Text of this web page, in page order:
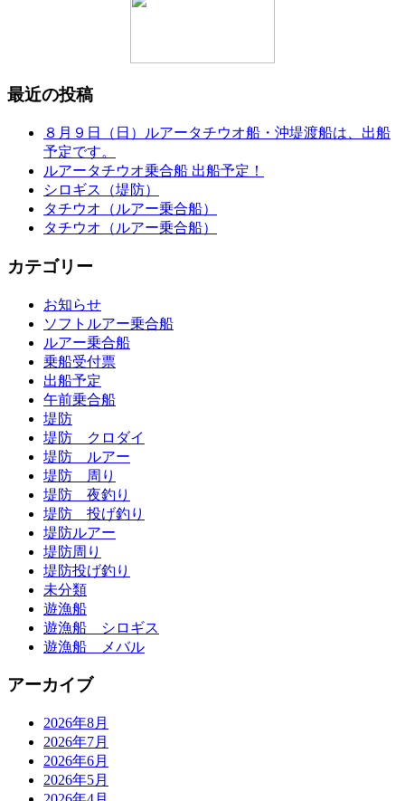
最近の投稿
８月９日（日）ルアータチウオ船・沖堤渡船は、出船
予定です。
ルアータチウオ乗合船 出船予定！
シロギス（堤防）
タチウオ（ルアー乗合船）
タチウオ（ルアー乗合船）
カテゴリー
お知らせ
ソフトルアー乗合船
ルアー乗合船
乗船受付票
出船予定
午前乗合船
堤防
堤防 クロダイ
堤防 ルアー
堤防 周り
堤防 夜釣り
堤防 投げ釣り
堤防ルアー
堤防周り
堤防投げ釣り
未分類
遊漁船
遊漁船 シロギス
遊漁船 メバル
アーカイブ
2026年8月
2026年7月
2026年6月
2026年5月